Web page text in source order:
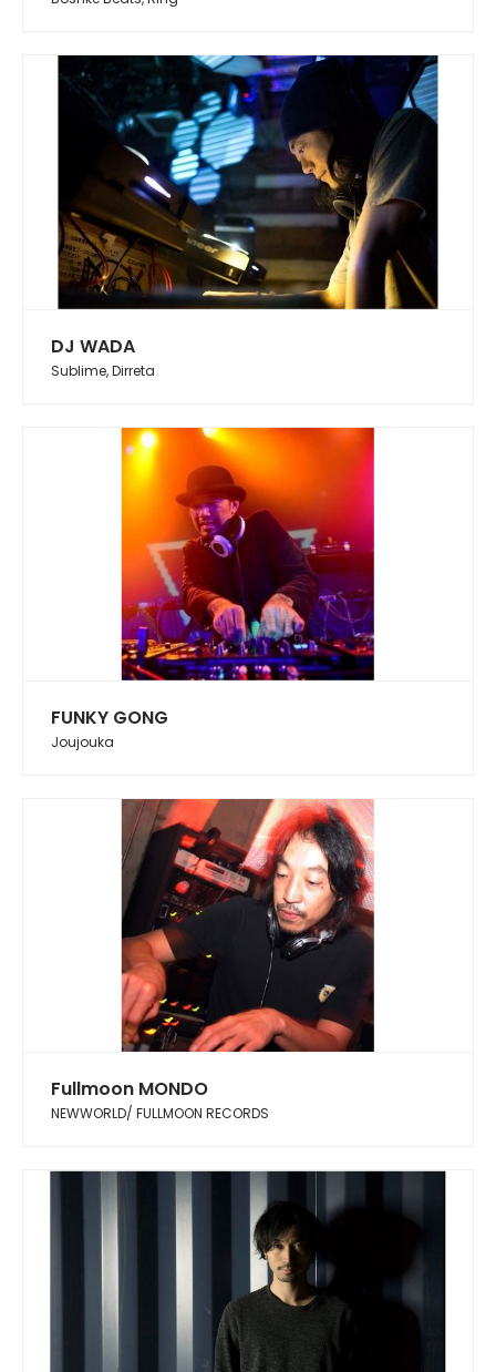
DJ WADA
Sublime, Dirreta
FUNKY GONG
Joujouka
Fullmoon MONDO
NEWWORLD/ FULLMOON RECORDS